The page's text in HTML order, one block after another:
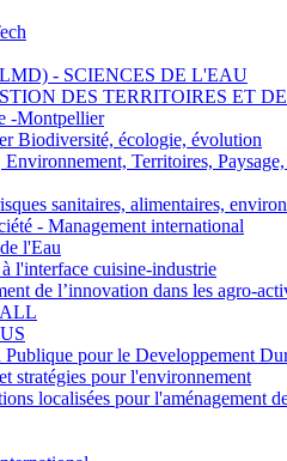
- SCIENCES DE L'EAU
DES TERRITOIRES ET
-Montpellier
Biodiversité, écologie, évolution
Territoires,
sanitaires, alimentaires,
- Management international
l'Eau
l'interface cuisine-industrie
de l’innovation dans les agro-
pour le Developpement
stratégies pour l'environnement
localisées pour l'aménagement